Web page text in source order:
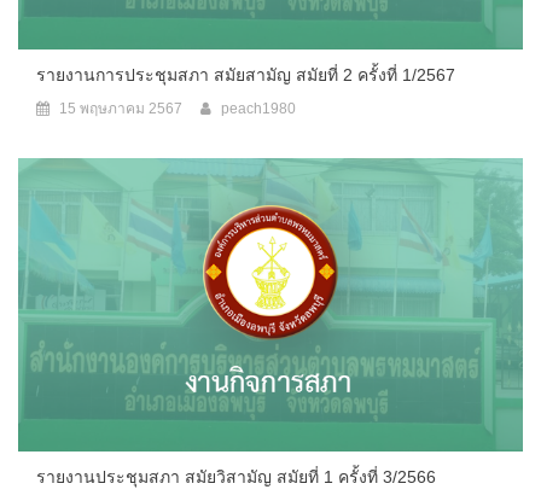
รายงานการประชุมสภา สมัยสามัญ สมัยที่ 2 ครั้งที่ 1/2567
15 พฤษภาคม 2567 peach1980
รายงานประชุมสภา สมัยวิสามัญ สมัยที่ 1 ครั้งที่ 3/2566